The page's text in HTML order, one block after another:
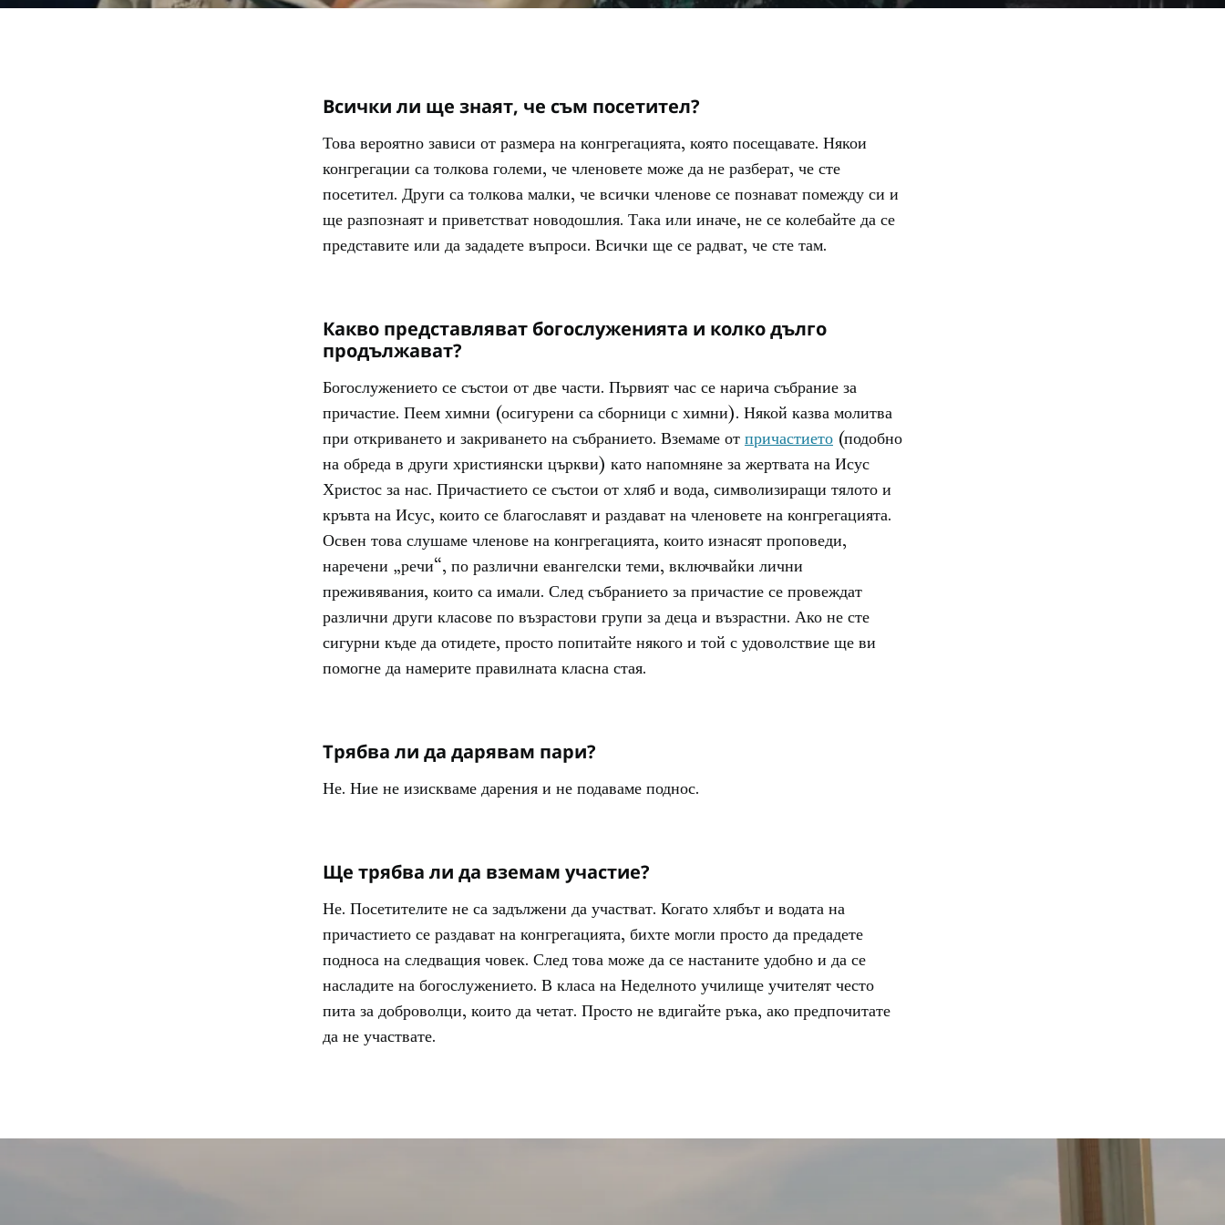
Всички ли ще знаят, че съм посетител?
Това вероятно зависи от размера на конгрегацията, която посещавате. Някои
конгрегации са толкова големи, че членовете може да не разберат, че сте
посетител. Други са толкова малки, че всички членове се познават помежду си и
ще разпознаят и приветстват новодошлия. Така или иначе, не се колебайте да се
представите или да зададете въпроси. Всички ще се радват, че сте там.
Какво представляват богослуженията и колко дълго
продължават?
Богослужението се състои от две части. Първият час се нарича събрание за
причастие. Пеем химни (осигурени са сборници с химни). Някой казва молитва
при откриването и закриването на събранието. Вземаме от причастието (подобно
на обреда в други християнски църкви) като напомняне за жертвата на Исус
Христос за нас. Причастието се състои от хляб и вода, символизиращи тялото и
кръвта на Исус, които се благославят и раздават на членовете на конгрегацията.
Освен това слушаме членове на конгрегацията, които изнасят проповеди,
наречени „речи“, по различни евангелски теми, включвайки лични
преживявания, които са имали. След събранието за причастие се провеждат
различни други класове по възрастови групи за деца и възрастни. Ако не сте
сигурни къде да отидете, просто попитайте някого и той с удоволствие ще ви
помогне да намерите правилната класна стая.
Трябва ли да дарявам пари?
Не. Ние не изискваме дарения и не подаваме поднос.
Ще трябва ли да вземам участие?
Не. Посетителите не са задължени да участват. Когато хлябът и водата на
причастието се раздават на конгрегацията, бихте могли просто да предадете
подноса на следващия човек. След това може да се настаните удобно и да се
насладите на богослужението. В класа на Неделното училище учителят често
пита за доброволци, които да четат. Просто не вдигайте ръка, ако предпочитате
да не участвате.